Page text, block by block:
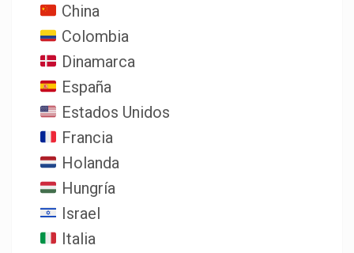
China
Colombia
Dinamarca
España
Estados Unidos
Francia
Holanda
Hungría
Israel
Italia